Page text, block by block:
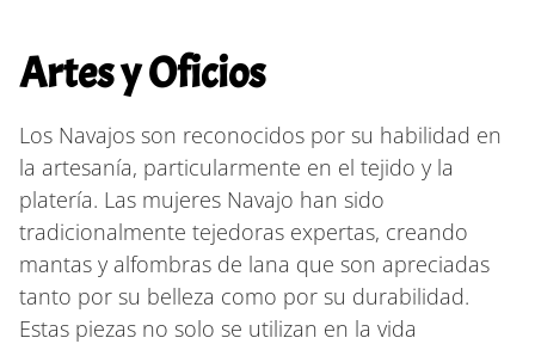
Artes y Oficios
Los Navajos son reconocidos por su habilidad en
la artesanía, particularmente en el tejido y la
platería. Las mujeres Navajo han sido
tradicionalmente tejedoras expertas, creando
mantas y alfombras de lana que son apreciadas
tanto por su belleza como por su durabilidad.
Estas piezas no solo se utilizan en la vida